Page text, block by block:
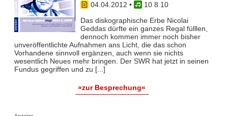
04.04.2012 •
10 8 10
Das diskographische Erbe Nicolai
Geddas dürfte ein ganzes Regal fülllen,
dennoch kommen immer noch bisher
unveröffentlichte Aufnahmen ans Licht, die das schon
Vorhandene sinnvoll ergänzen, auch wenn sie nichts
wesentlich Neues mehr bringen. Der SWR hat jetzt in seinen
Fundus gegriffen und zu [...]
»zur Besprechung«